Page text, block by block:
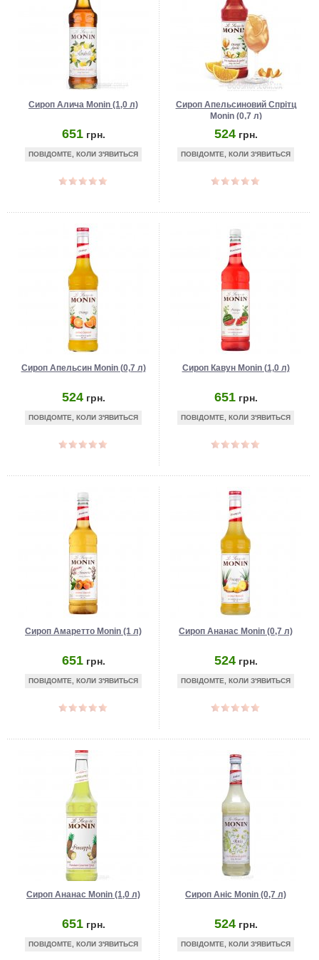
Сироп Алича Monin (1,0 л)
651 грн.
ПОВІДОМТЕ, КОЛИ З'ЯВИТЬСЯ
Сироп Апельсиновий Спрітц
Monin (0,7 л)
524 грн.
ПОВІДОМТЕ, КОЛИ З'ЯВИТЬСЯ
Сироп Апельсин Monin (0,7 л)
524 грн.
ПОВІДОМТЕ, КОЛИ З'ЯВИТЬСЯ
Сироп Кавун Monin (1,0 л)
651 грн.
ПОВІДОМТЕ, КОЛИ З'ЯВИТЬСЯ
Сироп Амаретто Monin (1 л)
651 грн.
ПОВІДОМТЕ, КОЛИ З'ЯВИТЬСЯ
Сироп Ананас Monin (0,7 л)
524 грн.
ПОВІДОМТЕ, КОЛИ З'ЯВИТЬСЯ
Сироп Ананас Monin (1,0 л)
651 грн.
ПОВІДОМТЕ, КОЛИ З'ЯВИТЬСЯ
Сироп Аніс Monin (0,7 л)
524 грн.
ПОВІДОМТЕ, КОЛИ З'ЯВИТЬСЯ